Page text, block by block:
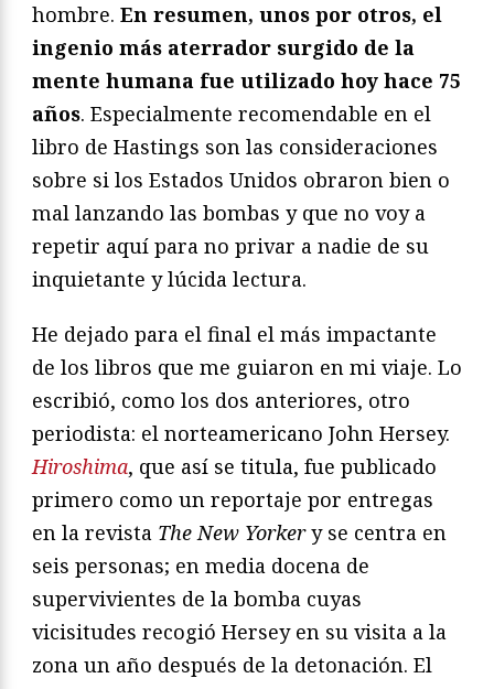
hombre. En resumen, unos por otros, el
ingenio más aterrador surgido de la
mente humana fue utilizado hoy hace 75
años. Especialmente recomendable en el
libro de Hastings son las consideraciones
sobre si los Estados Unidos obraron bien o
mal lanzando las bombas y que no voy a
repetir aquí para no privar a nadie de su
inquietante y lúcida lectura.
He dejado para el final el más impactante
de los libros que me guiaron en mi viaje. Lo
escribió, como los dos anteriores, otro
periodista: el norteamericano John Hersey.
Hiroshima, que así se titula, fue publicado
primero como un reportaje por entregas
en la revista The New Yorkery se centra en
seis personas; en media docena de
supervivientes de la bomba cuyas
vicisitudes recogió Hersey en su visita a la
zona un año después de la detonación. El